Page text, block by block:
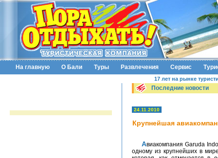
На главную О Бали Туры Развлечения Сервис
17 лет на рынке
Последние новости
24.11.2010
Крупнейшая
Авиакомпания Garuda Indonesia подписала соглашение о присоединении к
одному из крупнейших в